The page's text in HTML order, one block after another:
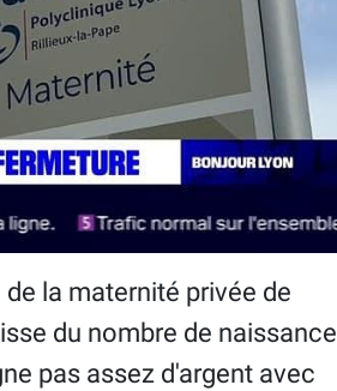
la maternité privée de
du nombre de naissance
pas assez d'argent avec